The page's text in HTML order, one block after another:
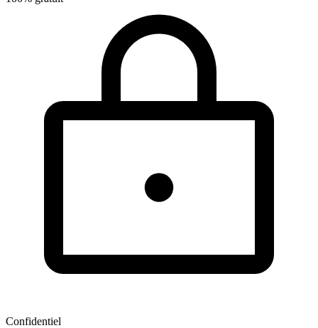
Confidentiel